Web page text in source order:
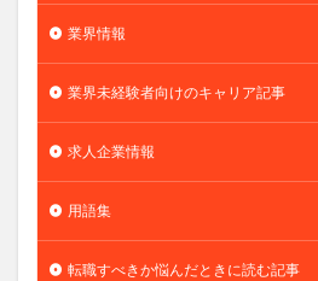
業界情報
業界未経験者向けのキャリア記事
求人企業情報
用語集
転職すべきか悩んだときに読む記事